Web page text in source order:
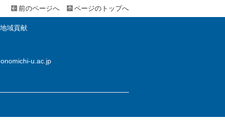
ページのトップへ
前のページへ
地域貢献
u.ac.jp